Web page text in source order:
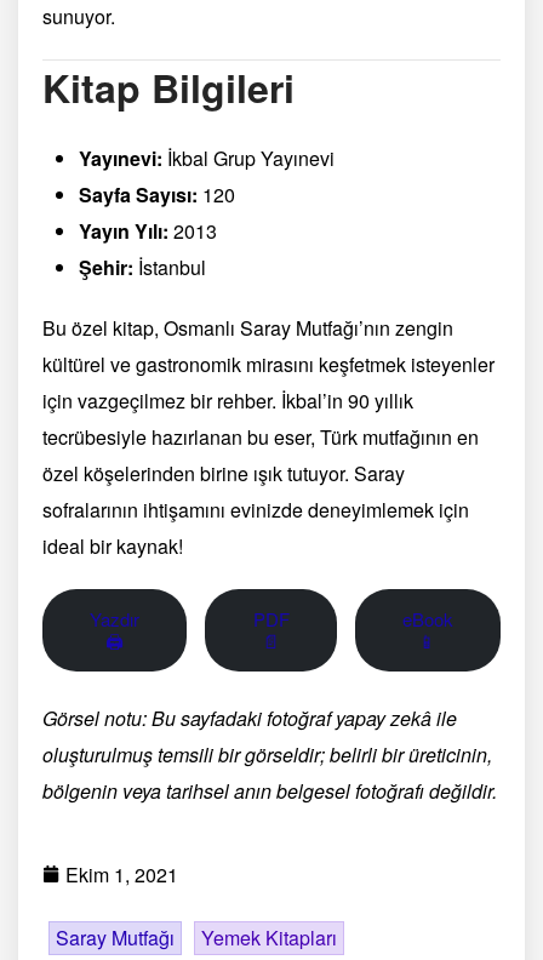
sunuyor.
Kitap Bilgileri
Yayınevi: İkbal Grup Yayınevi
Sayfa Sayısı: 120
Yayın Yılı: 2013
Şehir: İstanbul
Bu özel kitap, Osmanlı Saray Mutfağı’nın zengin
kültürel ve gastronomik mirasını keşfetmek isteyenler
için vazgeçilmez bir rehber. İkbal’in 90 yıllık
tecrübesiyle hazırlanan bu eser, Türk mutfağının en
özel köşelerinden birine ışık tutuyor. Saray
sofralarının ihtişamını evinizde deneyimlemek için
ideal bir kaynak!
Yazdır
🖨
PDF
📄
eBook
📱
Görsel notu: Bu sayfadaki fotoğraf yapay zekâ ile
oluşturulmuş temsili bir görseldir; belirli bir üreticinin,
bölgenin veya tarihsel anın belgesel fotoğrafı değildir.
Ekim 1, 2021
Saray Mutfağı Yemek Kitapları